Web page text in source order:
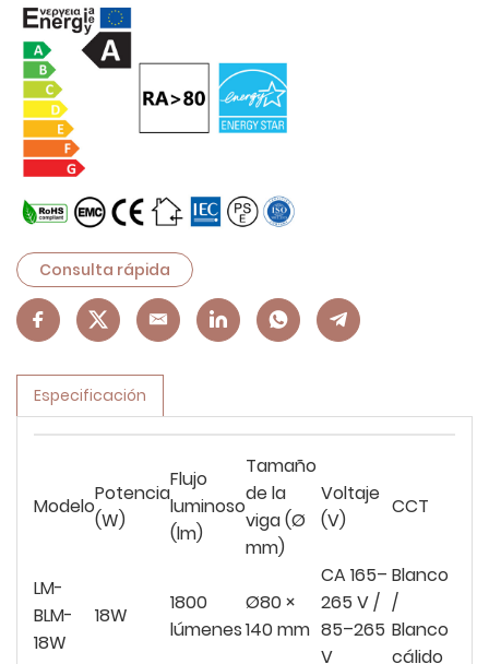
Consulta rápida
Especificación
Modelo
Potencia
(W)
Flujo
luminoso
(lm)
Tamaño
de la
viga (Ø
mm)
Voltaje
(V)
CCT
LM-
BLM-
18W
18W
1800
lúmenes
Ø80 ×
140 mm
CA 165–
265 V /
85–265
V
Blanco
/
Blanco
cálido